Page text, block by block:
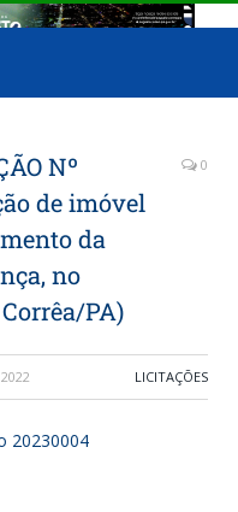
Nº
de imóvel
da
no
PA)
0
LICITAÇÕES
20230004